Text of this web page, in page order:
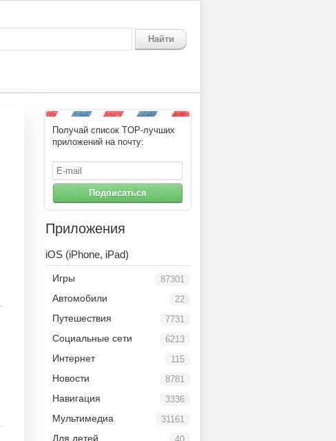
Найти
Получай список TOP-лучших
приложений на почту:
Подписаться
Приложения
iOS (iPhone, iPad)
87301
Игры
22
Автомобили
7731
Путешествия
6213
Социальные сети
115
Интернет
8781
Новости
3336
Навигация
31161
Мультимедиа
Для детей